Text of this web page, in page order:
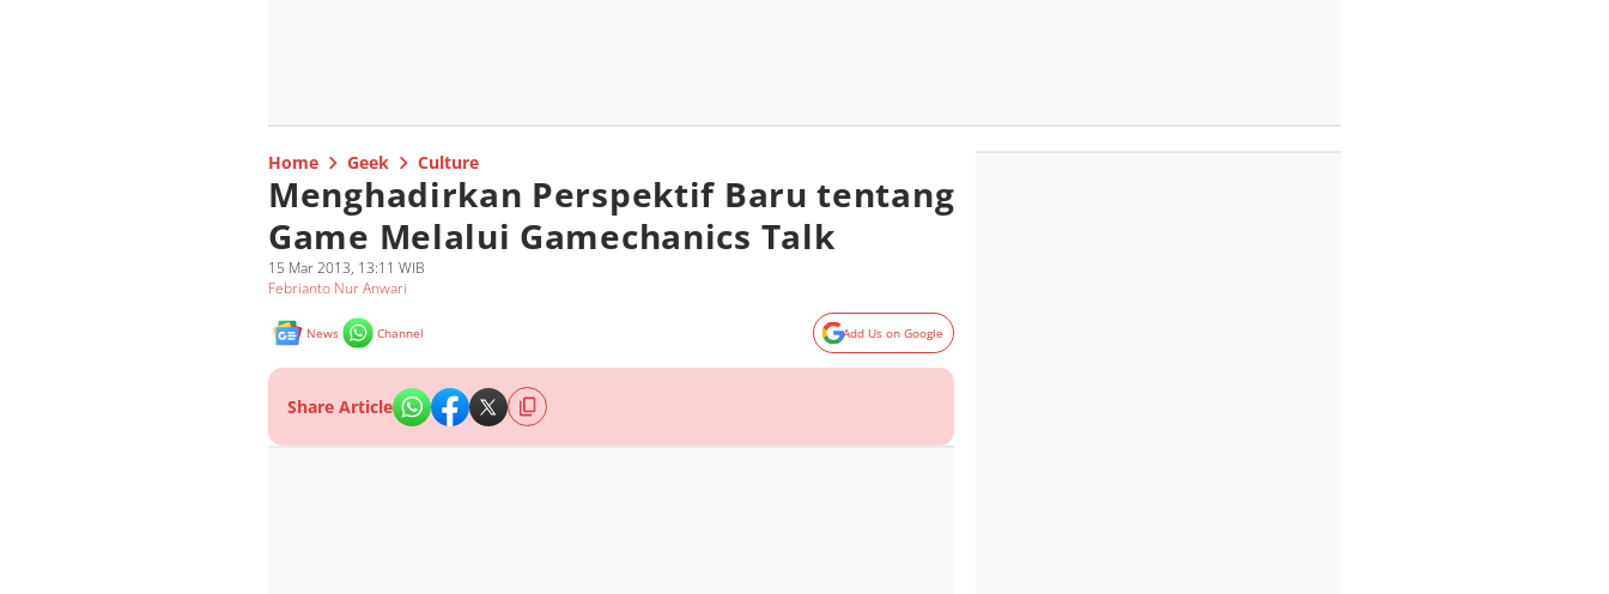
Home Geek Culture
Menghadirkan Perspektif Baru tentang
Game Melalui Gamechanics Talk
15 Mar 2013, 13:11 WIB
Febrianto Nur Anwari
News Channel Add Us on Google
Share Article